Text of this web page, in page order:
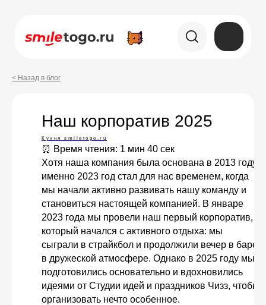
< Назад в блог
Наш корпоратив 2025
Кухня smiletogo.ru
⏰ Время чтения: 1 мин 40 сек
Хотя наша компания была основана в 2013 году,
именно 2023 год стал для нас временем, когда
мы начали активно развивать нашу команду и
становиться настоящей компанией. В январе
2023 года мы провели наш первый корпоратив,
который начался с активного отдыха: мы
сыграли в страйкбол и продолжили вечер в баре
в дружеской атмосфере. Однако в 2025 году мы
подготовились основательно и вдохновились
идеями от Студии идей и праздников Чизз, чтобы
организовать нечто особенное.